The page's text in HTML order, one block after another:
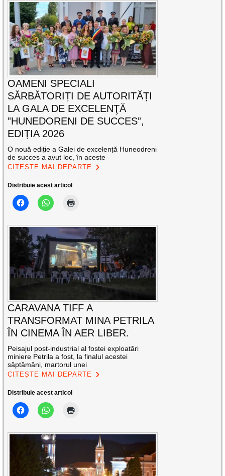
OAMENI SPECIALI
SĂRBĂTORIȚI DE AUTORITĂȚI
LA GALA DE EXCELENŢĂ
”HUNEDORENI DE SUCCES”,
EDIȚIA 2026
O nouă ediție a Galei de excelență Huneodreni
de succes a avut loc, în aceste
CITEȘTE MAI DEPARTE
Distribuie acest articol
CARAVANA TIFF A
TRANSFORMAT MINA PETRILA
ÎN CINEMA ÎN AER LIBER.
Peisajul post-industrial al fostei exploatări
miniere Petrila a fost, la finalul acestei
săptămâni, martorul unei
CITEȘTE MAI DEPARTE
Distribuie acest articol